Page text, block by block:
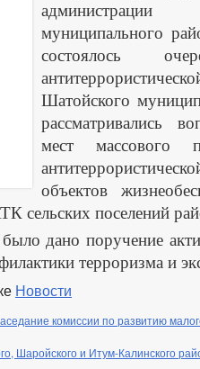
муниципального
состоялось
Шатойского
рассматривались
мест массового
объектов
сельских поселений
дано поручение
терроризма и
Новости
комиссии по развитию
и Итум-Калинского